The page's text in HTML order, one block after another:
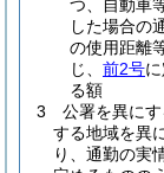
つ、自動車
した場合の
の使用距離
じ、 前2号
る額
3
公署を異に
する地域を異
り、通勤の実